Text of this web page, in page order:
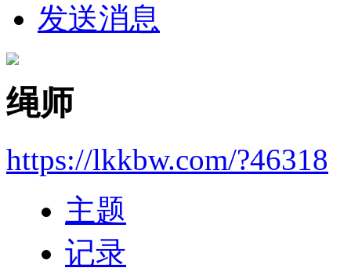
发送消息
绳师
https://lkkbw.com/?46318
主题
记录